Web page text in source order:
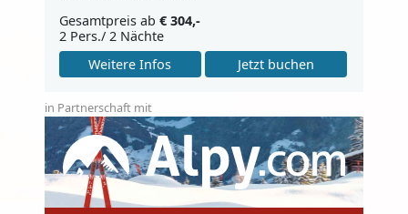
Gesamtpreis ab € 304,-
2 Pers./ 2 Nächte
Weitere Infos
Jetzt buchen
in Partnerschaft mit